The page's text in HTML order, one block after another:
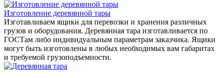
Изготовление деревянной тары
Изготавливаем ящики для перевозки и хранения различных
грузов и оборудования. Деревянная тара изготавливается по
ГОСТам либо индивидуальным параметрам заказчика. Ящики
могут быть изготовлены в любых необходимых вам габаритах
и требуемой грузоподъемности.